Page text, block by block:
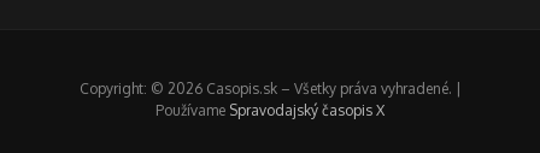
Copyright: © 2026 Casopis.sk – Všetky práva vyhradené. |
Používame Spravodajský časopis X